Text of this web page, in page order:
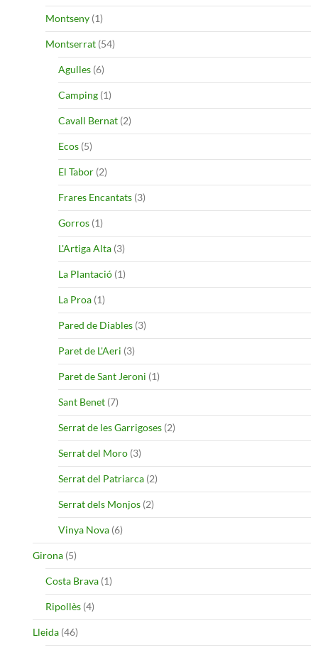
Montseny (1)
Montserrat (54)
Agulles (6)
Camping (1)
Cavall Bernat (2)
Ecos (5)
El Tabor (2)
Frares Encantats (3)
Gorros (1)
L'Artiga Alta (3)
La Plantació (1)
La Proa (1)
Pared de Diables (3)
Paret de L'Aeri (3)
Paret de Sant Jeroni (1)
Sant Benet (7)
Serrat de les Garrigoses (2)
Serrat del Moro (3)
Serrat del Patriarca (2)
Serrat dels Monjos (2)
Vinya Nova (6)
Girona (5)
Costa Brava (1)
Ripollès (4)
Lleida (46)